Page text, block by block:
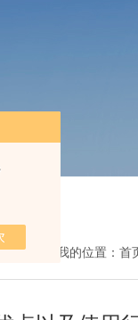
我的位置： 首